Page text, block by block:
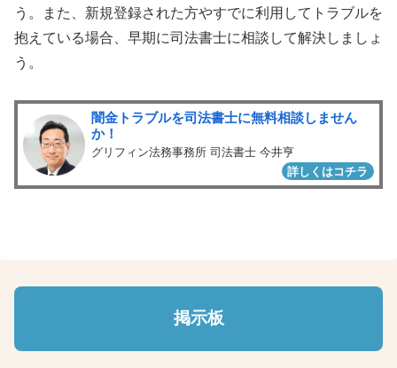
う。また、新規登録された方やすでに利用してトラブルを
抱えている場合、早期に司法書士に相談して解決しましょ
う。
闇金トラブルを司法書士に無料相談しません
か！
グリフィン法務事務所 司法書士 今井亨
詳しくはコチラ
掲示板